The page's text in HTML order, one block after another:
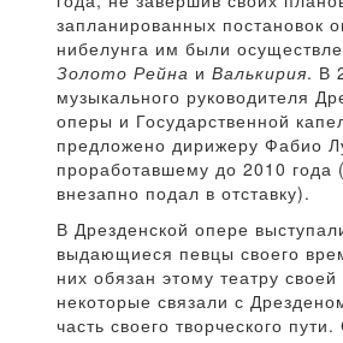
запланированных постановок
нибелунга им были
Золото Рейна и Валькирия. В
музыкального руководителя
оперы и Государственной
предложено дирижеру Фабио
проработавшему до 2010 года
внезапно подал в отставку).
В Дрезденской опере
выдающиеся певцы своего
них обязан этому театру своей
некоторые связали с
часть своего творческого